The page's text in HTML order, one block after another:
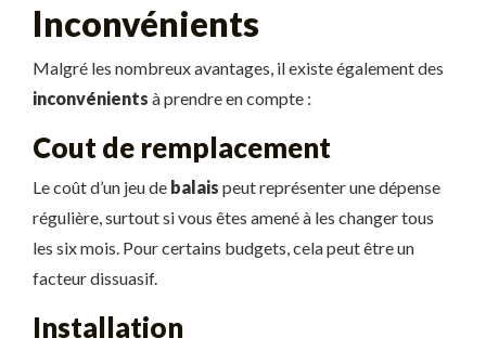
Inconvénients
Malgré les nombreux avantages, il existe également des
inconvénients à prendre en compte :
Cout de remplacement
Le coût d’un jeu de balais peut représenter une dépense
régulière, surtout si vous êtes amené à les changer tous
les six mois. Pour certains budgets, cela peut être un
facteur dissuasif.
Installation